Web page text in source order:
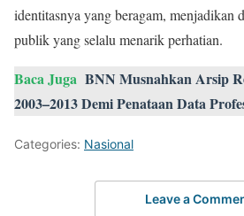
identitasnya yang beragam, menjadikan
publik yang selalu menarik perhatian.
Baca Juga BNN Musnahkan Arsip
2003–2013 Demi Penataan Data
Categories: Nasional
Leave a